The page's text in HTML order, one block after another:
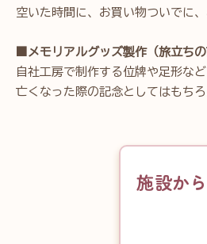
空いた時間に、お買い物ついでに
■メモリアルグッズ製作（旅立ちの
自社工房で制作する位牌や足形な
亡くなった際の記念としてはもち
施設か